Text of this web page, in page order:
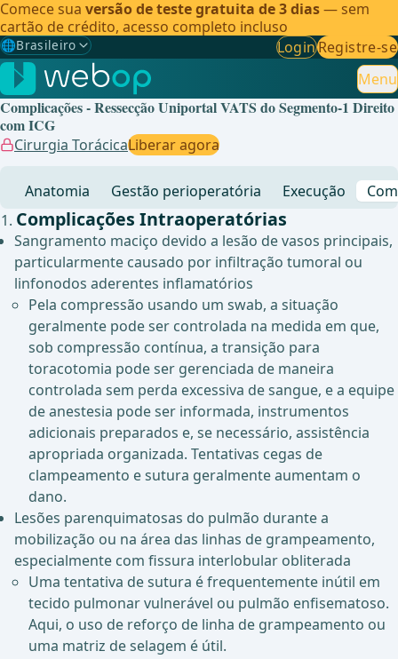
Comece sua versão de teste gratuita de 3 dias— sem
cartão de crédito, acesso completo incluso
🌐Brasileiro
Gewählte Sprache: Brasileiro
🇩🇪 Alemão
🇬🇧Inglês
🇪🇸Espanhol
🇧🇷Brasileiro ✓
LoginRegistre-se
Menu
Complicações - Ressecção Uniportal VATS do Segmento-1 Direito
com ICG
Cirurgia TorácicaLiberar agora
Anatomia Gestão perioperatória Execução
Complicações Intraoperatórias
Sangramento maciço devido a lesão de vasos principais,
particularmente causado por infiltração tumoral ou
linfonodos aderentes inflamatórios
Pela compressão usando um swab, a situação
geralmente pode ser controlada na medida em que,
sob compressão contínua, a transição para
toracotomia pode ser gerenciada de maneira
controlada sem perda excessiva de sangue, e a equipe
de anestesia pode ser informada, instrumentos
adicionais preparados e, se necessário, assistência
apropriada organizada. Tentativas cegas de
clampeamento e sutura geralmente aumentam o
dano.
Lesões parenquimatosas do pulmão durante a
mobilização ou na área das linhas de grampeamento,
especialmente com fissura interlobular obliterada
Uma tentativa de sutura é frequentemente inútil em
tecido pulmonar vulnerável ou pulmão enfisematoso.
Aqui, o uso de reforço de linha de grampeamento ou
uma matriz de selagem é útil.